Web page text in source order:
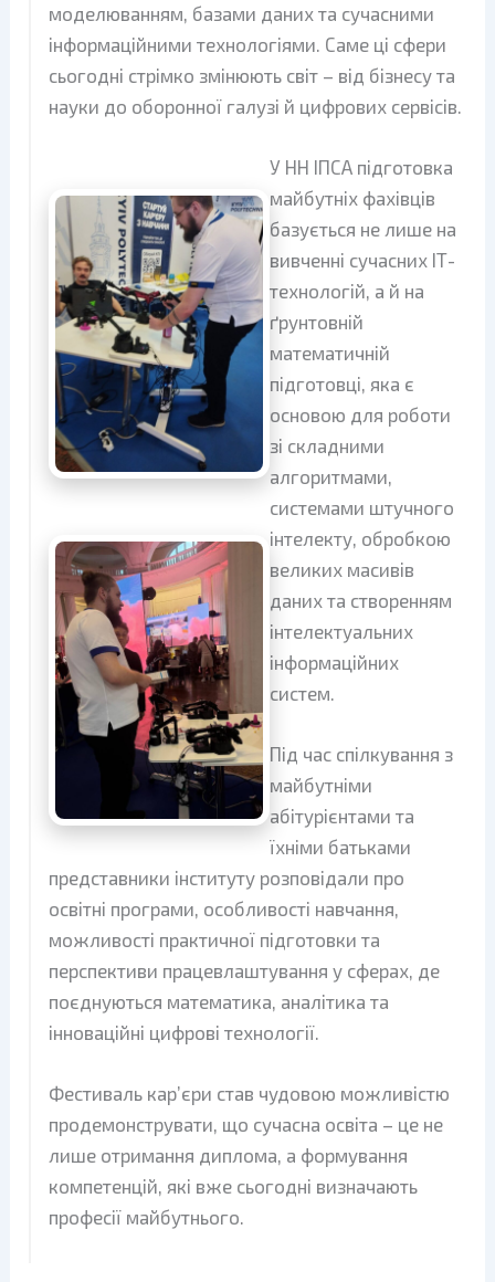
моделюванням, базами даних та сучасними
інформаційними технологіями. Саме ці сфери
сьогодні стрімко змінюють світ – від бізнесу та
науки до оборонної галузі й цифрових сервісів.
У НН ІПСА підготовка
майбутніх фахівців
базується не лише на
вивченні сучасних ІТ-
технологій, а й на
ґрунтовній
математичній
підготовці, яка є
основою для роботи
зі складними
алгоритмами,
системами штучного
інтелекту, обробкою
великих масивів
даних та створенням
інтелектуальних
інформаційних
систем.
Під час спілкування з
майбутніми
абітурієнтами та
їхніми батьками
представники інституту розповідали про
освітні програми, особливості навчання,
можливості практичної підготовки та
перспективи працевлаштування у сферах, де
поєднуються математика, аналітика та
інноваційні цифрові технології.
Фестиваль кар’єри став чудовою можливістю
продемонструвати, що сучасна освіта – це не
лише отримання диплома, а формування
компетенцій, які вже сьогодні визначають
професії майбутнього.